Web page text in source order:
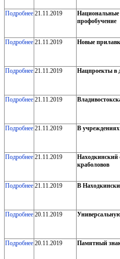
Подробнее 21.11.2019
Национальные
профобучение
Подробнее 21.11.2019 Новые
Подробнее 21.11.2019 Нацпроекты в
Подробнее 21.11.2019
Подробнее 21.11.2019 В
Подробнее 21.11.2019
Находкинский
краболовов
Подробнее 21.11.2019 В
Подробнее 20.11.2019
Подробнее 20.11.2019 Памятный знак